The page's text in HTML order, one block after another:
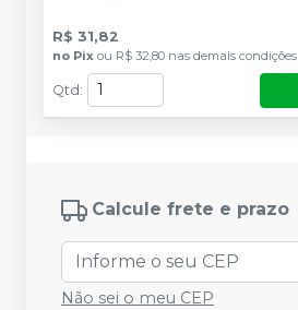
R$ 31,82
no Pix ou R$ 32,80 nas demais condições
Qtd :
Calcule frete e prazo
Não sei o meu CEP